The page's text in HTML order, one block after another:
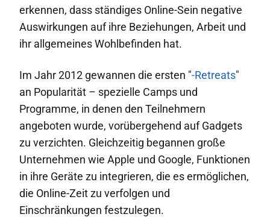
erkennen, dass ständiges Online-Sein negative
Auswirkungen auf ihre Beziehungen, Arbeit und
ihr allgemeines Wohlbefinden hat.
Im Jahr 2012 gewannen die ersten "-Retreats"
an Popularität – spezielle Camps und
Programme, in denen den Teilnehmern
angeboten wurde, vorübergehend auf Gadgets
zu verzichten. Gleichzeitig begannen große
Unternehmen wie Apple und Google, Funktionen
in ihre Geräte zu integrieren, die es ermöglichen,
die Online-Zeit zu verfolgen und
Einschränkungen festzulegen.